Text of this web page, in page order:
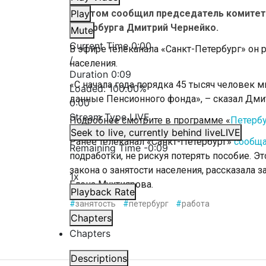
Play
Mute
Current Time0:00
/
Duration 0:09
Loaded:100.00%
0:00
Stream TypeLIVE
Seek to live, currently behind liveLIVE
Remaining Time-0:09
1x
Playback Rate
Chapters
Chapters
Descriptions
Об этом сообщил председатель
Петербурга Дмитрий Чернейко.
В эфире телеканала «Санкт-Петербург» он
населения.
«С начала года порядка 45 тысяч человек
данные Пенсионного фонда», – сказал
Подробнее смотрите в программе «
Ранее телеканал «Санкт-Петербург»
подработки, не рискуя потерять пособие.
закона о занятости населения,
Елена Мухтиярова.
#занятость #петербург #работа